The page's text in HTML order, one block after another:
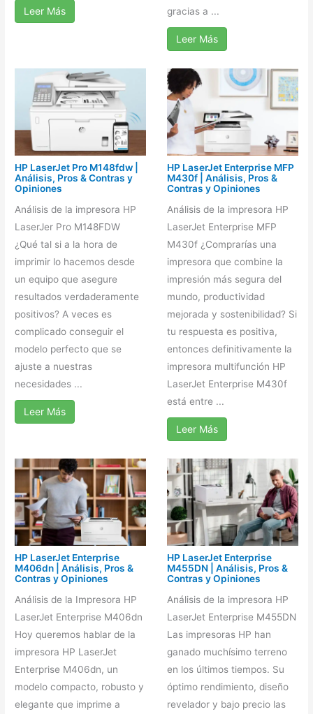
Leer Más
gracias a ...
Leer Más
HP LaserJet Pro M148fdw |
Análisis, Pros & Contras y
Opiniones
Análisis de la impresora HP
LaserJer Pro M148FDW
¿Qué tal si a la hora de
imprimir lo hacemos desde
un equipo que asegure
resultados verdaderamente
positivos? A veces es
complicado conseguir el
modelo perfecto que se
ajuste a nuestras
necesidades ...
Leer Más
HP LaserJet Enterprise MFP
M430f | Análisis, Pros &
Contras y Opiniones
Análisis de la impresora HP
LaserJet Enterprise MFP
M430f ¿Comprarías una
impresora que combine la
impresión más segura del
mundo, productividad
mejorada y sostenibilidad? Si
tu respuesta es positiva,
entonces definitivamente la
impresora multifunción HP
LaserJet Enterprise M430f
está entre ...
Leer Más
HP LaserJet Enterprise
M406dn | Análisis, Pros &
Contras y Opiniones
Análisis de la Impresora HP
LaserJet Enterprise M406dn
Hoy queremos hablar de la
impresora HP LaserJet
Enterprise M406dn, un
modelo compacto, robusto y
elegante que imprime a
HP LaserJet Enterprise
M455DN | Análisis, Pros &
Contras y Opiniones
Análisis de la impresora HP
LaserJet Enterprise M455DN
Las impresoras HP han
ganado muchísimo terreno
en los últimos tiempos. Su
óptimo rendimiento, diseño
revelador y bajo precio las